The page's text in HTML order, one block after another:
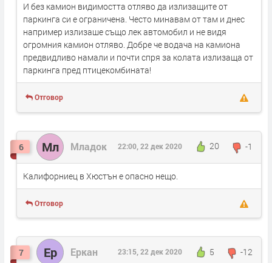
И без камион видимостта отляво да излизащите от
паркинга си е ограничена. Често минавам от там и днес
например излизаше също лек автомобил и не видя
огромния камион отляво. Добре че водача на камиона
предвидливо намали и почти спря за колата излизаща от
паркинга пред птицекомбината!
Отговор
6 Мл Младок 20 -1
22:00, 22 дек 2020
Калифорниец в Хюстън е опасно нещо.
Отговор
7 Ер Еркан 5 -12
23:15, 22 дек 2020